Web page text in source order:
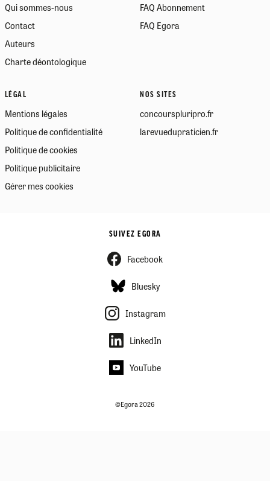
Qui sommes-nous
Contact
Auteurs
Charte déontologique
FAQ Abonnement
FAQ Egora
LÉGAL
Mentions légales
Politique de confidentialité
Politique de cookies
Politique publicitaire
Gérer mes cookies
NOS SITES
concourspluripro.fr
larevuedupraticien.fr
SUIVEZ EGORA
Facebook
Bluesky
Instagram
LinkedIn
YouTube
©Egora 2026